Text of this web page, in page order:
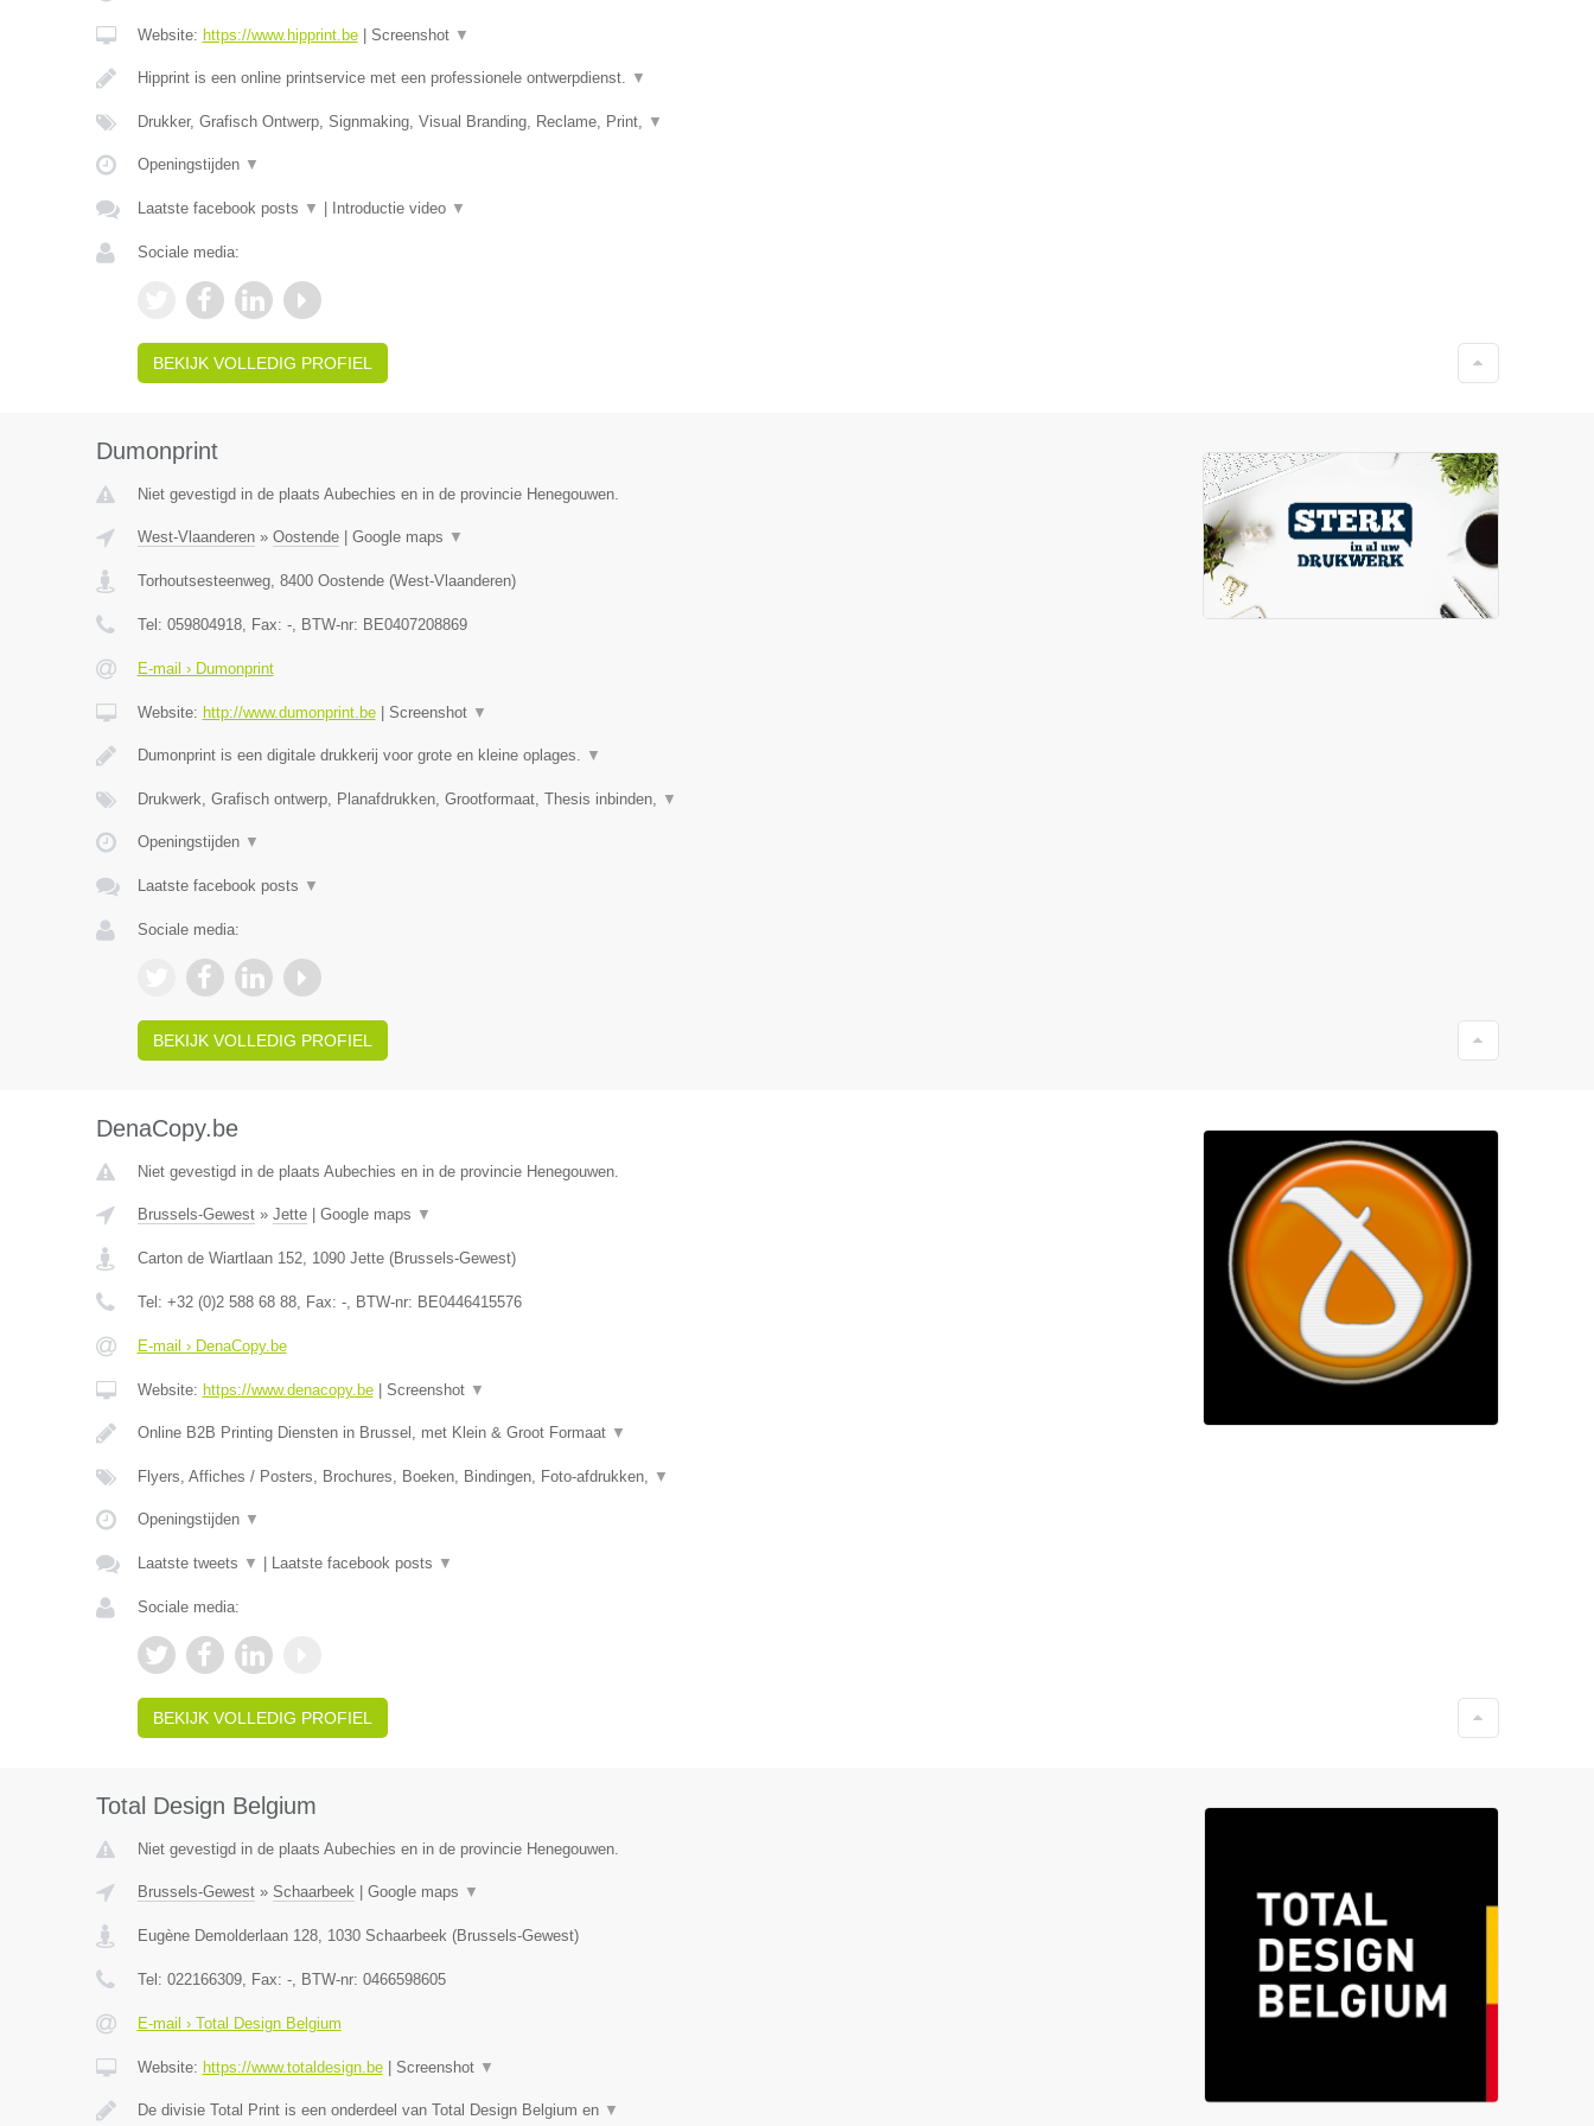
Website: https://www.hipprint.be| Screenshot ▼
Hipprint is een online printservice met een professionele ontwerpdienst. ▼
Drukker, Grafisch Ontwerp, Signmaking, Visual Branding, Reclame, Print, ▼
Openingstijden ▼
Laatste facebook posts ▼ Introductie video ▼
Sociale media:
BEKIJK VOLLEDIG PROFIEL
Dumonprint
Niet gevestigd in de plaats Aubechies en in de provincie Henegouwen.
West-Vlaanderen» Oostende| Google maps ▼
Torhoutsesteenweg, 8400 Oostende(West-Vlaanderen)
Tel: 059804918, Fax: -, BTW-nr: BE0407208869
E-mail › Dumonprint
Website: http://www.dumonprint.be| Screenshot ▼
Dumonprint is een digitale drukkerij voor grote en kleine oplages. ▼
Drukwerk, Grafisch ontwerp, Planafdrukken, Grootformaat, Thesis inbinden, ▼
Openingstijden ▼
Laatste facebook posts ▼
Sociale media:
BEKIJK VOLLEDIG PROFIEL
DenaCopy.be
Niet gevestigd in de plaats Aubechies en in de provincie Henegouwen.
Brussels-Gewest» Jette| Google maps ▼
Carton de Wiartlaan 152, 1090 Jette(Brussels-Gewest)
Tel: +32 (0)2 588 68 88, Fax: -, BTW-nr: BE0446415576
E-mail › DenaCopy.be
Website: https://www.denacopy.be| Screenshot ▼
Online B2B Printing Diensten in Brussel, met Klein & Groot Formaat ▼
Flyers, Affiches / Posters, Brochures, Boeken, Bindingen, Foto-afdrukken, ▼
Openingstijden ▼
Laatste tweets ▼ Laatste facebook posts ▼
Sociale media:
BEKIJK VOLLEDIG PROFIEL
Total Design Belgium
Niet gevestigd in de plaats Aubechies en in de provincie Henegouwen.
Brussels-Gewest» Schaarbeek| Google maps ▼
Eugène Demolderlaan 128, 1030 Schaarbeek(Brussels-Gewest)
Tel: 022166309, Fax: -, BTW-nr: 0466598605
E-mail › Total Design Belgium
Website: https://www.totaldesign.be| Screenshot ▼
De divisie Total Print is een onderdeel van Total Design Belgium en ▼